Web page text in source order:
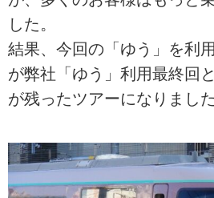
した。
結果、今回の「ゆう」を利
が弊社「ゆう」利用最終回
が残ったツアーになりました